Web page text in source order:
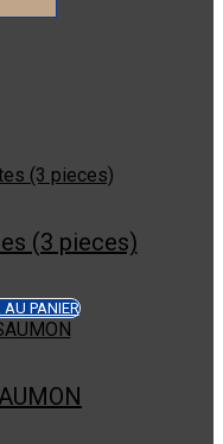
(3 pieces)
PANIER